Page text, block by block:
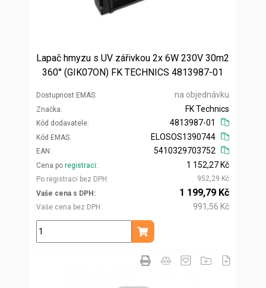
Lapač hmyzu s UV zářivkou 2x 6W 230V 30m2
360° (GIK07ON) FK TECHNICS 4813987-01
Dostupnost EMAS na objednávku
Značka
Kód dodavatele
FK Technics
4813987-01
Kód EMAS
EAN
ELOSOS1390744
5410329703752
Cena po registraci
Po registraci bez DPH
1 152,27 Kč
952,29 Kč
Vaše cena s DPH
Vaše cena bez DPH
1 199,79 Kč
991,56 Kč
ks
Přidat do košíku